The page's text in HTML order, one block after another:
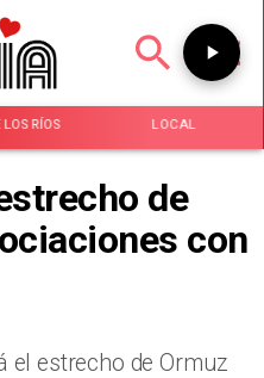
LOS RÍOS LOCAL
de
con
el estrecho de Ormuz